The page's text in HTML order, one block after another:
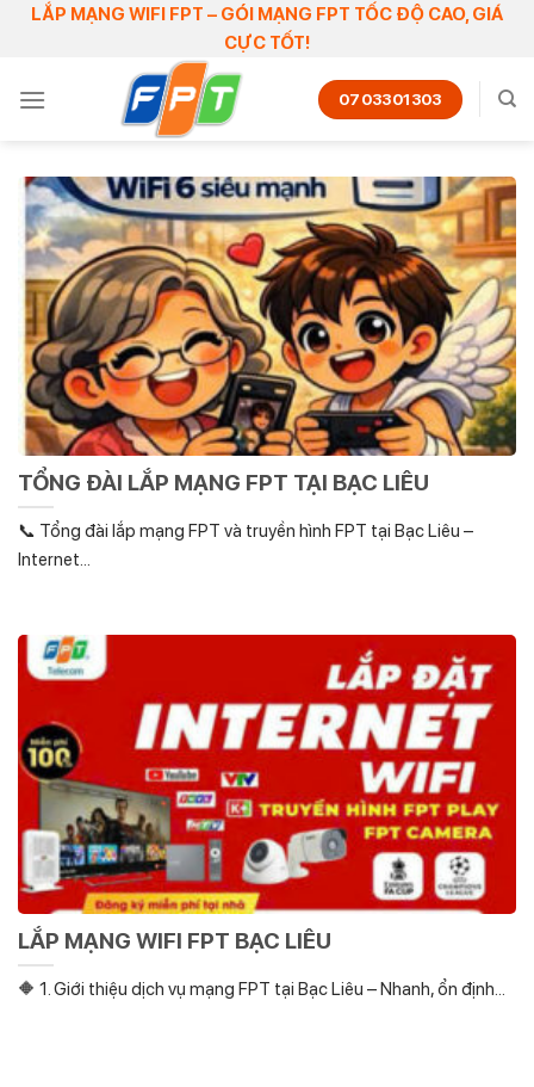
SkipLẮP MẠNG WIFI FPT – GÓI MẠNG FPT TỐC ĐỘ CAO, GIÁ
CỰC TỐT!
0703301303
TỔNG ĐÀI LẮP MẠNG FPT TẠI BẠC LIÊU
📞 Tổng đài lắp mạng FPT và truyền hình FPT tại Bạc Liêu –
Internet...
LẮP MẠNG WIFI FPT BẠC LIÊU
🔶 1. Giới thiệu dịch vụ mạng FPT tại Bạc Liêu – Nhanh, ổn định...